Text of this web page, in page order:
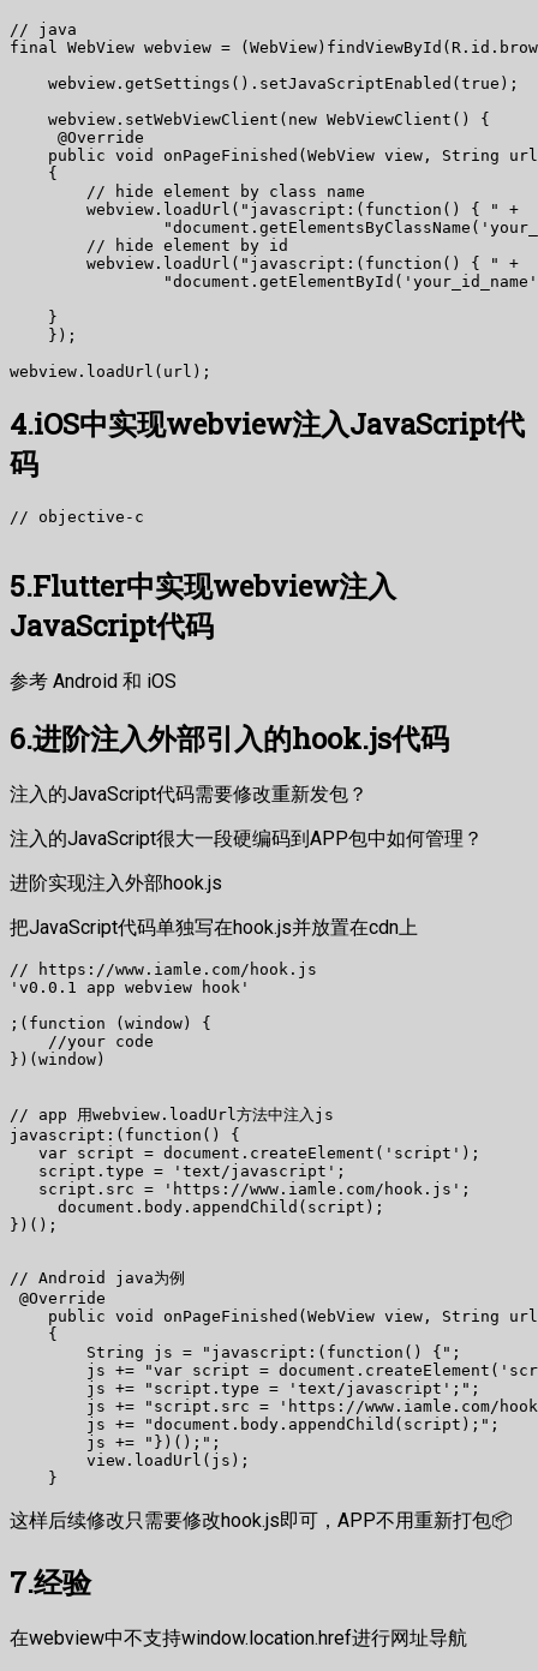
// java
final WebView webview =
    webview.getSettings().setJavaScriptEnabled(true);
    webview.setWebViewClient(new WebViewClient() {
     @Override
public void onPageFinished(WebView view, String
    {
        // hide element by class name
        webview.loadUrl("javascript:(function() { " +
        // hide element by id
        webview.loadUrl("javascript:(function() { " +
    }
    });
4.iOS中实现webview注入JavaScript代
码
// objective-c
5.Flutter中实现webview注入
JavaScript代码
参考 Android 和 iOS
6.进阶注入外部引入的hook.js代码
注入的JavaScript代码需要修改重新发包？
注入的JavaScript很大一段硬编码到APP包中如何管理？
进阶实现注入外部hook.js
把JavaScript代码单独写在hook.js并放置在cdn上
// https://www.iamle.com/hook.js
'v0.0.1 app webview hook'
;(function (window) {
    //your code
})(window)
// app 用webview.loadUrl方法中注入js
javascript:(function() {
   var script = document.createElement('script');
   script.type = 'text/javascript';
   script.src = 'https://www.iamle.com/hook.js';
     document.body.appendChild(script);
})();
// Android java为例
@Override
public void onPageFinished(WebView view, String
    {
        String js = "javascript:(function() {";
js += "var script =
        js += "script.type = 'text/javascript';";
js += "script.src = 'https://www.iamle.com/
        js += "document.body.appendChild(script);";
        js += "})();";
        view.loadUrl(js);
这样后续修改只需要修改hook.js即可，APP不用重新打包📦
7.经验
在webview中不支持window.location.href进行网址导航